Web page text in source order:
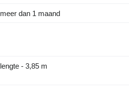
meer dan 1 maand
lengte - 3,85 m